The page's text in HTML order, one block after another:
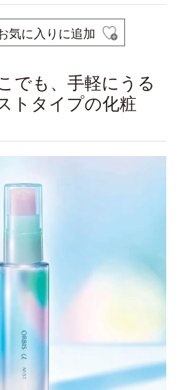
気に入りに追加
でも、手軽にうる
トタイプの化粧